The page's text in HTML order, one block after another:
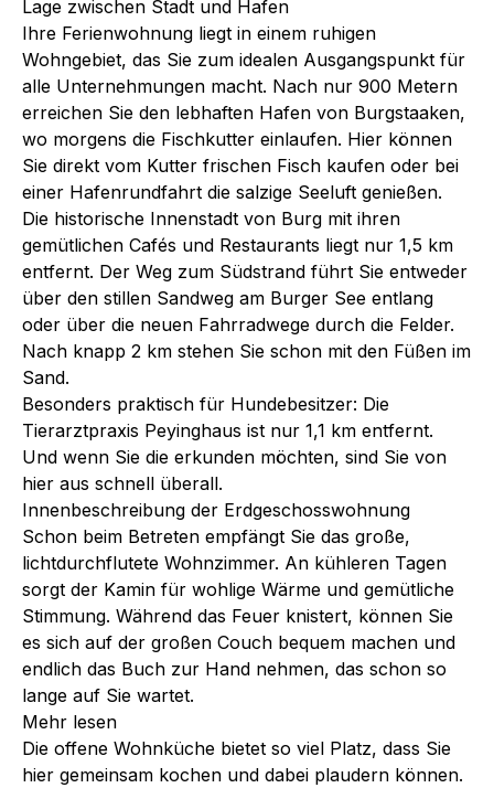
Lage zwischen Stadt und Hafen
Ihre Ferienwohnung liegt in einem ruhigen
Wohngebiet, das Sie zum idealen Ausgangspunkt für
alle Unternehmungen macht. Nach nur 900 Metern
erreichen Sie den lebhaften Hafen von Burgstaaken,
wo morgens die Fischkutter einlaufen. Hier können
Sie direkt vom Kutter frischen Fisch kaufen oder bei
einer Hafenrundfahrt die salzige Seeluft genießen.
Die historische Innenstadt von Burg mit ihren
gemütlichen Cafés und Restaurants liegt nur 1,5 km
entfernt. Der Weg zum Südstrand führt Sie entweder
über den stillen Sandweg am Burger See entlang
oder über die neuen Fahrradwege durch die Felder.
Nach knapp 2 km stehen Sie schon mit den Füßen im
Sand.
Besonders praktisch für Hundebesitzer: Die
Tierarztpraxis Peyinghaus ist nur 1,1 km entfernt.
Und wenn Sie die erkunden möchten, sind Sie von
hier aus schnell überall.
Innenbeschreibung der Erdgeschosswohnung
Schon beim Betreten empfängt Sie das große,
lichtdurchflutete Wohnzimmer. An kühleren Tagen
sorgt der Kamin für wohlige Wärme und gemütliche
Stimmung. Während das Feuer knistert, können Sie
es sich auf der großen Couch bequem machen und
endlich das Buch zur Hand nehmen, das schon so
lange auf Sie wartet.
Mehr lesen
Die offene Wohnküche bietet so viel Platz, dass Sie
hier gemeinsam kochen und dabei plaudern können.